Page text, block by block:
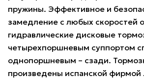
пружины. Эффективное и
замедление с любых скоростей
гидравлические дисковые
четырехпоршневым суппортом
однопоршневым – сзади.
произведены испанской фирмой